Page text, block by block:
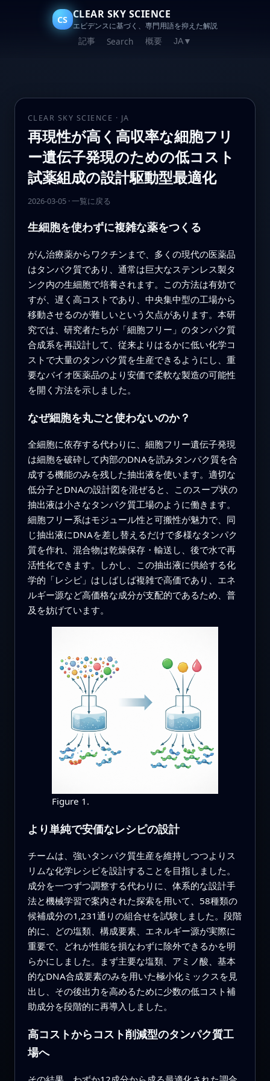
CS CLEAR SKY SCIENCE
エビデンスに基づく、専門用語を抑えた解説
記事 Search 概要 JA▼
CLEAR SKY SCIENCE · JA
再現性が高く高収率な細胞フリ
ー遺伝子発現のための低コスト
試薬組成の設計駆動型最適化
2026-03-05· 一覧に戻る
生細胞を使わずに複雑な薬をつくる
がん治療薬からワクチンまで、多くの現代の医薬品
はタンパク質であり、通常は巨大なステンレス製タ
ンク内の生細胞で培養されます。この方法は有効で
すが、遅く高コストであり、中央集中型の工場から
移動させるのが難しいという欠点があります。本研
究では、研究者たちが「細胞フリー」のタンパク質
合成系を再設計して、従来よりはるかに低い化学コ
ストで大量のタンパク質を生産できるようにし、重
要なバイオ医薬品のより安価で柔軟な製造の可能性
を開く方法を示しました。
なぜ細胞を丸ごと使わないのか？
全細胞に依存する代わりに、細胞フリー遺伝子発現
は細胞を破砕して内部のDNAを読みタンパク質を合
成する機能のみを残した抽出液を使います。適切な
低分子とDNAの設計図を混ぜると、このスープ状の
抽出液は小さなタンパク質工場のように働きます。
細胞フリー系はモジュール性と可搬性が魅力で、同
じ抽出液にDNAを差し替えるだけで多様なタンパク
質を作れ、混合物は乾燥保存・輸送し、後で水で再
活性化できます。しかし、この抽出液に供給する化
学的「レシピ」はしばしば複雑で高価であり、エネ
ルギー源など高価格な成分が支配的であるため、普
及を妨げています。
Figure 1.
より単純で安価なレシピの設計
チームは、強いタンパク質生産を維持しつつよりス
リムな化学レシピを設計することを目指しました。
成分を一つずつ調整する代わりに、体系的な設計手
法と機械学習で案内された探索を用いて、58種類の
候補成分の1,231通りの組合せを試験しました。段階
的に、どの塩類、構成要素、エネルギー源が実際に
重要で、どれが性能を損なわずに除外できるかを明
らかにしました。まず主要な塩類、アミノ酸、基本
的なDNA合成要素のみを用いた極小化ミックスを見
出し、その後出力を高めるために少数の低コスト補
助成分を段階的に再導入しました。
高コストからコスト削減型のタンパク質工
場へ